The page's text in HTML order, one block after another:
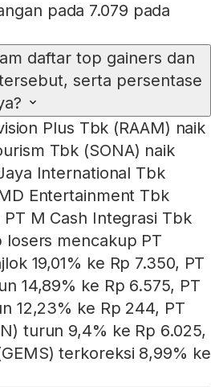
pada 7.079 pada
daftar top gainers dan
serta persentase
Plus Tbk (RAAM) naik
Tbk (SONA) naik
International Tbk
Entertainment Tbk
PT M Cash Integrasi Tbk
losers mencakup PT
19,01% ke Rp 7.350, PT
14,89% ke Rp 6.575, PT
12,23% ke Rp 244, PT
turun 9,4% ke Rp 6.025,
terkoreksi 8,99% ke